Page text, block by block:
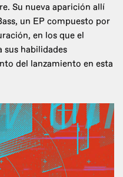
Su nueva aparición allí
un EP compuesto por
en los que el
habilidades
del lanzamiento en esta